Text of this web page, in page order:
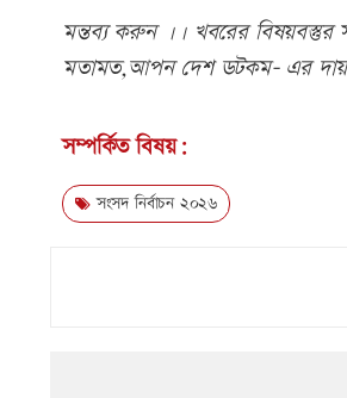
মন্তব্য করুন ।। খবরের বিষয়বস্তুর
মতামত,আপন দেশ ডটকম- এর
সম্পর্কিত বিষয়:
সংসদ নির্বাচন ২০২৬